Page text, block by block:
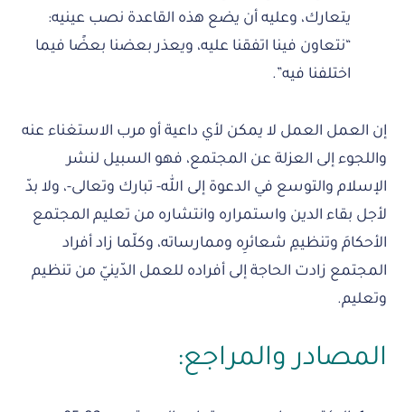
يتعارك، وعليه أن يضع هذه القاعدة نصب عينيه:
“نتعاون فينا اتفقنا عليه، ويعذر بعضنا بعضًا فيما
اختلفنا فيه”.
إن العمل العمل لا يمكن لأي داعية أو مرب الاستغناء عنه
واللجوء إلى العزلة عن المجتمع، فهو السبيل لنشر
الإسلام والتوسع في الدعوة إلى الله- تبارك وتعالى-، ولا بدّ
لأجل بقاء الدين واستمراره وانتشاره من تعليم المجتمع
الأحكامَ وتنظيمِ شعائرِه وممارساته، وكلّما زاد أفراد
المجتمع زادت الحاجة إلى أفراده للعمل الدّينيّ من تنظيم
وتعليم.
المصادر والمراجع: